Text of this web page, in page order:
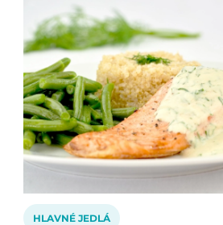
HLAVNÉ JEDLÁ